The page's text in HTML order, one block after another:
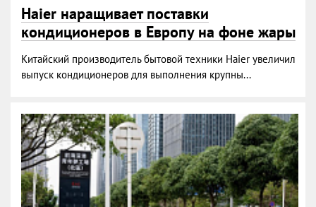
Haier наращивает поставки
кондиционеров в Европу на фоне жары
Китайский производитель бытовой техники Haier увеличил
выпуск кондиционеров для выполнения крупны...